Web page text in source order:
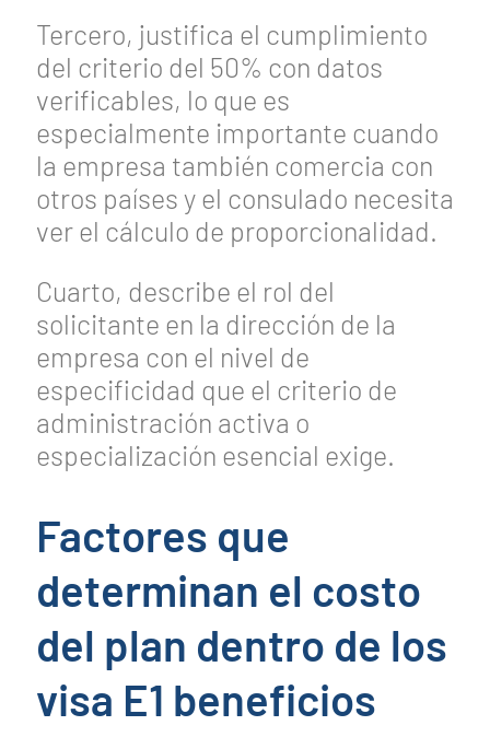
Tercero, justifica el cumplimiento
del criterio del 50% con datos
verificables, lo que es
especialmente importante cuando
la empresa también comercia con
otros países y el consulado necesita
ver el cálculo de proporcionalidad.
Cuarto, describe el rol del
solicitante en la dirección de la
empresa con el nivel de
especificidad que el criterio de
administración activa o
especialización esencial exige.
Factores que
determinan el costo
del plan dentro de los
visa E1 beneficios